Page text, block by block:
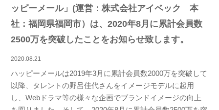
ッピーメール」(運営：株式会社アイベック 本
社：福岡県福岡市）は、2020年8月に累計会員数
2500万を突破したことをお知らせ致します。
2020.08.21
ハッピーメールは2019年3月に累計会員数2000万を突破して
以降、タレントの野呂佳代さんをイメージモデルに起用
し、Webドラマ等の様々な企画でブランドイメージの向上